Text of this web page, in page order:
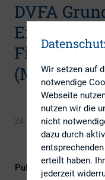
DVFA
Effektive
(Mai 2008)
24. September 2013
Publikationsform
Wir setzen auf
notwendige
Webseite
nutzen wir die
nicht
dazu durch
erteilt haben.
jederzeit